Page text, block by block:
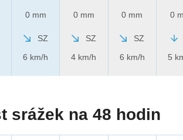
0 mm
SZ
6 km/h
0 mm
SZ
4 km/h
0 mm
SZ
6 km/h
0
5
srážek na 48 hodin